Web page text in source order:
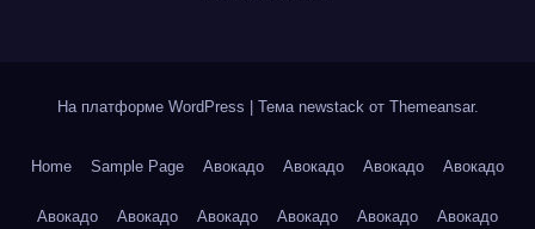
На платформе WordPress | Тема newstack от Themeansar.
Home Sample Page Авокадо Авокадо Авокадо Авокадо
Авокадо Авокадо Авокадо Авокадо Авокадо Авокадо